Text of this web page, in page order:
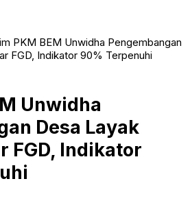
PKM BEM Unwidha Pengembangan
FGD, Indikator 90% Terpenuhi
Unwidha
Desa Layak
FGD, Indikator